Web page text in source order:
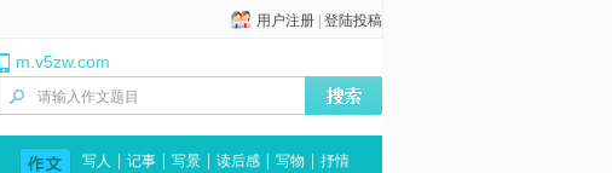
用户注册 登陆投稿
m.v5zw.com
写人 记事 写景 读后感 写物
抒情